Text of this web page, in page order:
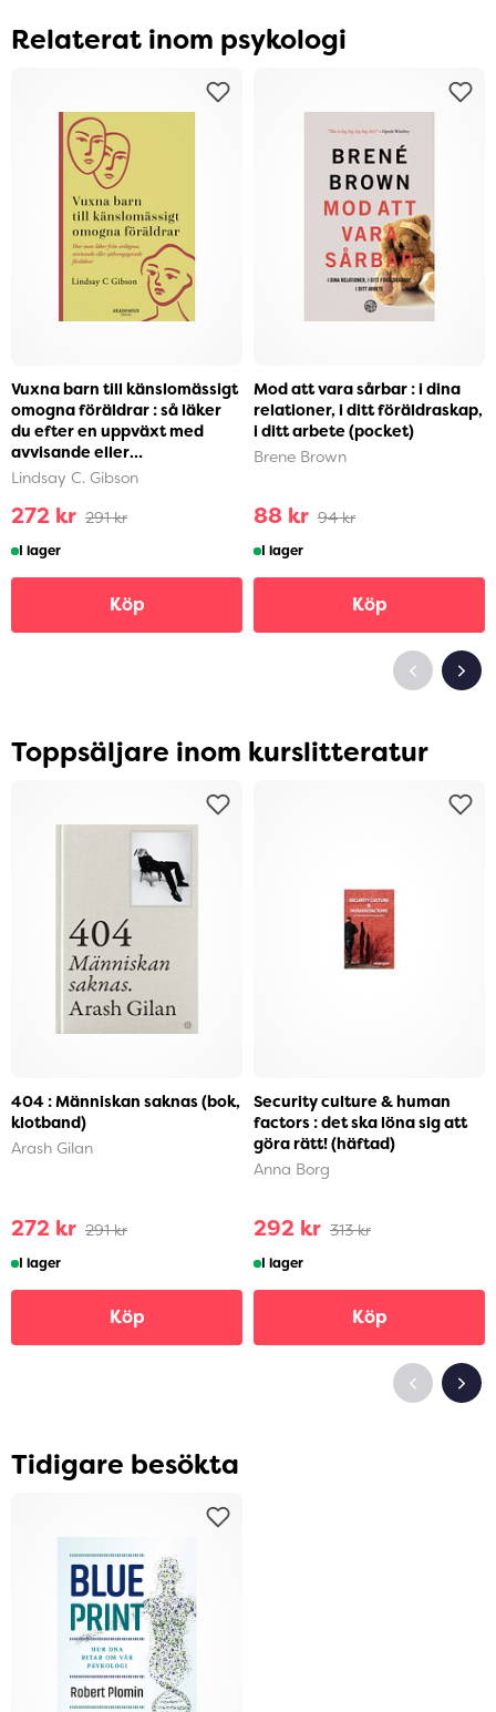
Relaterat inom psykologi
Vuxna barn till känslomässigt
omogna föräldrar : så läker
du efter en uppväxt med
avvisande eller
självupptagna föräldra...
Lindsay C. Gibson
272 kr 291 kr
I lager
Köp
Mod att vara sårbar : i dina
relationer, i ditt föräldraskap,
i ditt arbete (pocket)
Brene Brown
88 kr 94 kr
I lager
Köp
Toppsäljare inom kurslitteratur
404 : Människan saknas (bok,
klotband)
Arash Gilan
272 kr 291 kr
I lager
Köp
Security culture & human
factors : det ska löna sig att
göra rätt! (häftad)
Anna Borg
292 kr 313 kr
I lager
Köp
Tidigare besökta